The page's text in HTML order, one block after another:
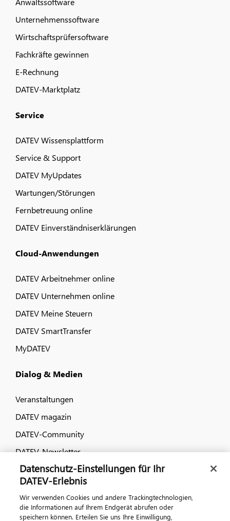
Unternehmenssoftware
Wirtschaftsprüfersoftware
Fachkräfte gewinnen
E-Rechnung
DATEV-Marktplatz
Service
DATEV Wissensplattform
Service & Support
DATEV MyUpdates
Wartungen/Störungen
Fernbetreuung online
DATEV Einverständniserklärungen
Cloud-Anwendungen
DATEV Arbeitnehmer online
DATEV Unternehmen online
DATEV Meine Steuern
DATEV SmartTransfer
MyDATEV
Dialog & Medien
Veranstaltungen
DATEV magazin
DATEV-Community
DATEV-Newsletter
Kontaktieren Sie uns
Datenschutz-Einstellungen für Ihr
DATEV-Erlebnis
Wir verwenden Cookies und andere Trackingtechnologien,
die Informationen auf Ihrem Endgerät abrufen oder
speichern können. Erteilen Sie uns Ihre Einwilligung,